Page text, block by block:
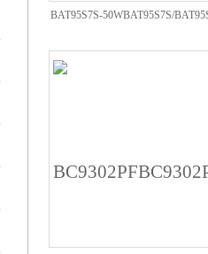
BAT95S7S-50WBAT95S7S/